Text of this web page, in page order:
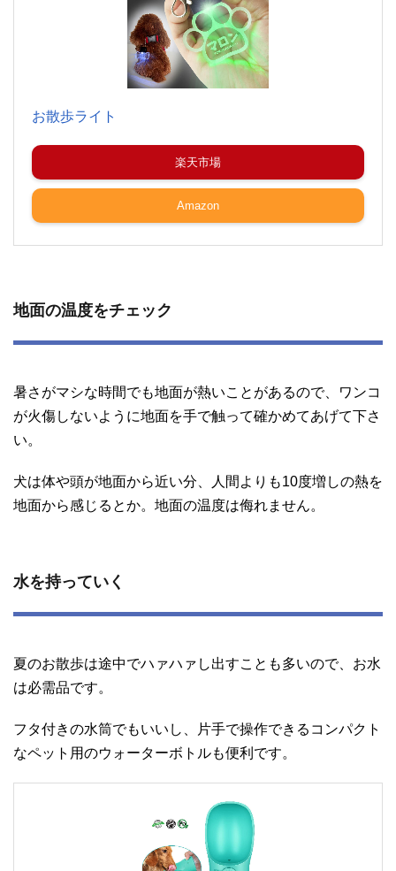
お散歩ライト
楽天市場
Amazon
地面の温度をチェック
暑さがマシな時間でも地面が熱いことがあるので、ワンコ
が火傷しないように地面を手で触って確かめてあげて下さ
い。
犬は体や頭が地面から近い分、人間よりも10度増しの熱を
地面から感じるとか。地面の温度は侮れません。
水を持っていく
夏のお散歩は途中でハァハァし出すことも多いので、お水
は必需品です。
フタ付きの水筒でもいいし、片手で操作できるコンパクト
なペット用のウォーターボトルも便利です。